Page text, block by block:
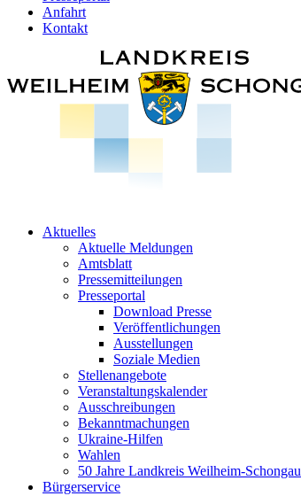
Anfahrt
Kontakt
Aktuelles
Aktuelle Meldungen
Amtsblatt
Pressemitteilungen
Presseportal
Download Presse
Veröffentlichungen
Ausstellungen
Soziale Medien
Stellenangebote
Veranstaltungskalender
Ausschreibungen
Bekanntmachungen
Ukraine-Hilfen
Wahlen
50 Jahre Landkreis Weilheim-Schongau
Bürgerservice